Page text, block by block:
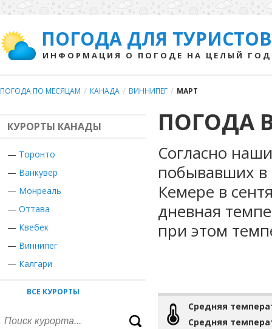
ПОГОДА ДЛЯ ТУРИСТОВ
ИНФОРМАЦИЯ О ПОГОДЕ НА ЦЕЛЫЙ ГОД
ПОГОДА ПО МЕСЯЦАМ / КАНАДА / ВИННИПЕГ / МАРТ
КУРОРТЫ КАНАДЫ
— Торонто
— Ванкувер
— Монреаль
— Оттава
— Квебек
— Виннипег
— Калгари
ВСЕ КУРОРТЫ
ПОГОДА
Согласно
побывавших в
Кемере в
дневная
при этом
Средняя
Средняя